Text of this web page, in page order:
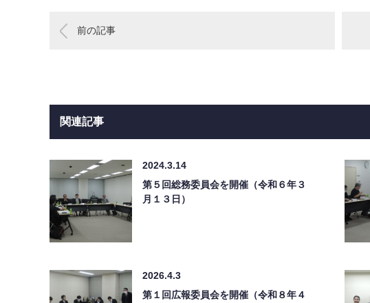
前の記事
関連記事
2024.3.14
第５回総務委員会を開催（令和６年３
月１３日）
2026.4.3
第１回広報委員会を開催（令和８年４